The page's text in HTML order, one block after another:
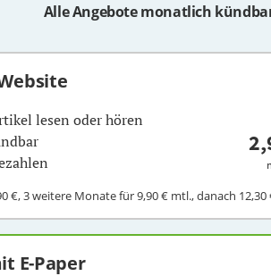
Alle Angebote monatlich
lesen oder hören
€, 3 weitere Monate für9,90 €mtl., danach 12,30
E-Paper